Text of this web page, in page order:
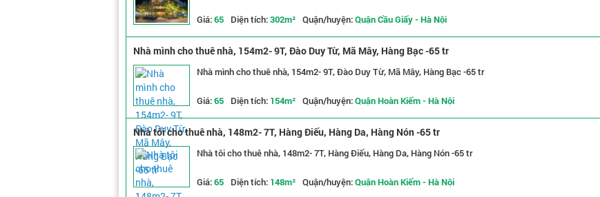
Giá:65 Diện tích:302m² Quận/huyện:Quận Cầu Giấy - Hà Nội
Nhà mình cho thuê nhà, 154m2- 9T, Đào Duy Từ, Mã Mây, Hàng Bạc -65 tr
Nhà mình cho thuê nhà, 154m2- 9T, Đào Duy Từ, Mã Mây, Hàng Bạc -65 tr
Giá:65 Diện tích: 154m² Quận/huyện:Quận Hoàn Kiếm - Hà Nội
Nhà tôi cho thuê nhà, 148m2- 7T, Hàng Điếu, Hàng Da, Hàng Nón -65 tr
Nhà tôi cho thuê nhà, 148m2- 7T, Hàng Điếu, Hàng Da, Hàng Nón -65 tr
Giá:65 Diện tích: 148m² Quận/huyện:Quận Hoàn Kiếm - Hà Nội